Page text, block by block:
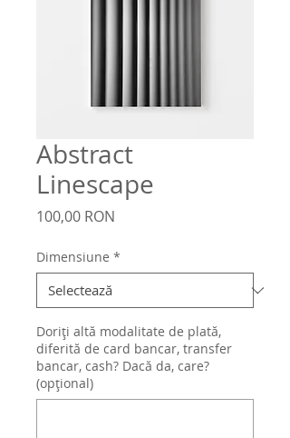
Abstract
Linescape
100,00 RON
Dimensiune *
Doriți altă modalitate de plată,
diferită de card bancar, transfer
bancar, cash? Dacă da, care?
(opțional)